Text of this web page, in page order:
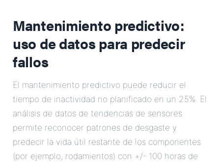
Mantenimiento predictivo:
uso de datos para predecir
fallos
El mantenimiento predictivo puede reducir el
tiempo de inactividad no planificado en un 25%. El
análisis de datos de tendencias de sensores
permite reconocer patrones de desgaste y
predecir la vida útil restante de los componentes
(por ejemplo, rodamientos) con +/- 100 horas de